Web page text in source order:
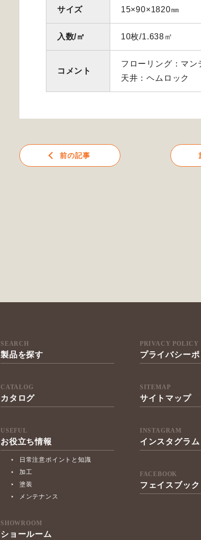
サイズ 15×90×1820㎜
入数/㎡ 10枚/1.638㎡
コメント
フローリング：マン
天井：ヘムロック
前の記事
SEARCH
製品を探す
CATALOG
カタログ
USEFUL
お役立ち情報
日常注意ポイントと知識
加工
塗装
メンテナンス
SHOWROOM
ショールーム
PRIVACY POLICY
プライバシー
SITEMAP
サイトマップ
INSTAGRAM
インスタグラム
FACEBOOK
フェイスブック